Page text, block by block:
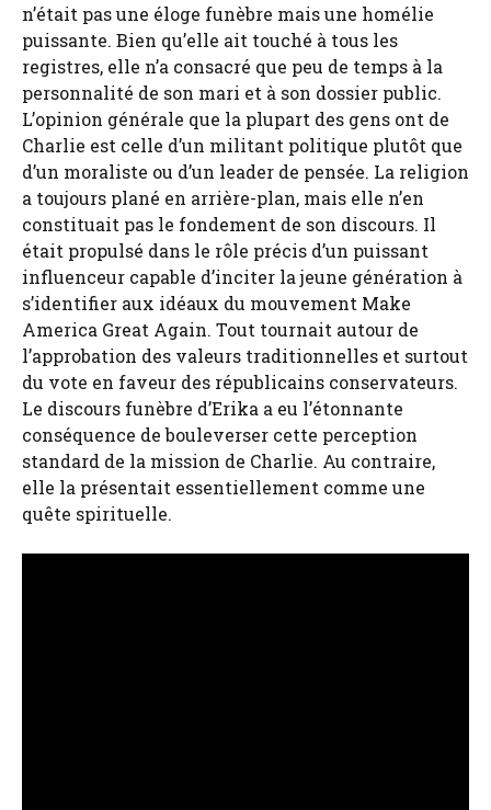
n’était pas une éloge funèbre mais une homélie
puissante. Bien qu’elle ait touché à tous les
registres, elle n’a consacré que peu de temps à la
personnalité de son mari et à son dossier public.
L’opinion générale que la plupart des gens ont de
Charlie est celle d’un militant politique plutôt que
d’un moraliste ou d’un leader de pensée. La religion
a toujours plané en arrière-plan, mais elle n’en
constituait pas le fondement de son discours. Il
était propulsé dans le rôle précis d’un puissant
influenceur capable d’inciter la jeune génération à
s’identifier aux idéaux du mouvement Make
America Great Again. Tout tournait autour de
l’approbation des valeurs traditionnelles et surtout
du vote en faveur des républicains conservateurs.
Le discours funèbre d’Erika a eu l’étonnante
conséquence de bouleverser cette perception
standard de la mission de Charlie. Au contraire,
elle la présentait essentiellement comme une
quête spirituelle.